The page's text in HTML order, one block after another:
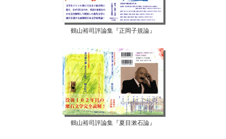
鶴山裕司評論集『正岡子規論』
鶴山裕司評論集『夏目漱石論』